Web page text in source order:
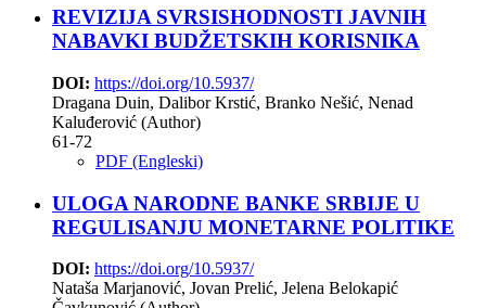
REVIZIJA SVRSISHODNOSTI JAVNIH
NABAVKI BUDŽETSKIH KORISNIKA
DOI: https://doi.org/10.5937/
Dragana Duin, Dalibor Krstić, Branko Nešić, Nenad
Kaluđerović (Author)
61-72
PDF (Engleski)
ULOGA NARODNE BANKE SRBIJE U
REGULISANJU MONETARNE POLITIKE
DOI: https://doi.org/10.5937/
Nataša Marjanović, Jovan Prelić, Jelena Belokapić